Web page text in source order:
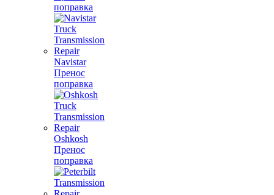
поправка
Navistar
Пренос
поправка
Oshkosh
Пренос
поправка